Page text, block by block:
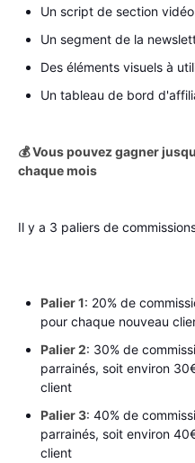
Un script de section
Un segment de la
Des éléments visuels à
Un tableau de bord
💰 Vous pouvez gagner
chaque mois
Il y a 3 paliers de
Palier 1: 20% de
pour chaque nouveau
Palier 2: 30% de
parrainés, soit environ
client
Palier 3: 40% de
parrainés, soit environ
client